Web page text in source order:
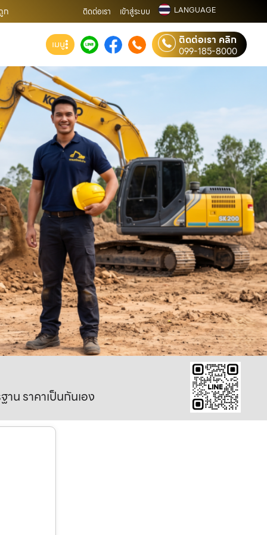
ก ติดต่อเรา เข้าสู่ระบบ LANGUAGE
เมนู ติดต่อเรา คลิก
099-185-8000
น ราคาเป็นกันเอง